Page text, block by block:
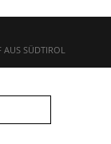
AUS SÜDTIROL